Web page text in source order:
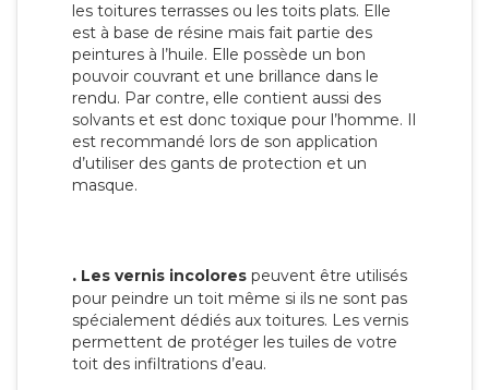
les toitures terrasses ou les toits plats. Elle
est à base de résine mais fait partie des
peintures à l’huile. Elle possède un bon
pouvoir couvrant et une brillance dans le
rendu. Par contre, elle contient aussi des
solvants et est donc toxique pour l’homme. Il
est recommandé lors de son application
d’utiliser des gants de protection et un
masque.
. Les vernis incolores peuvent être utilisés
pour peindre un toit même si ils ne sont pas
spécialement dédiés aux toitures. Les vernis
permettent de protéger les tuiles de votre
toit des infiltrations d’eau.